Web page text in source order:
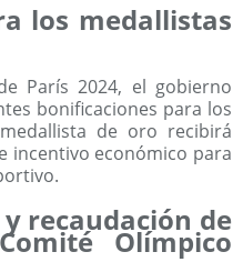
los medallistas
París 2024, el gobierno
bonificaciones para los
de oro recibirá
incentivo económico para
recaudación de
Olímpico